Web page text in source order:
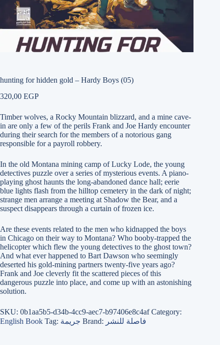
hunting for hidden gold – Hardy Boys (05)
320,00 EGP
Timber wolves, a Rocky Mountain blizzard, and a mine cave-
in are only a few of the perils Frank and Joe Hardy encounter
during their search for the members of a notorious gang
responsible for a payroll robbery.
In the old Montana mining camp of Lucky Lode, the young
detectives puzzle over a series of mysterious events. A piano-
playing ghost haunts the long-abandoned dance hall; eerie
blue lights flash from the hilltop cemetery in the dark of night;
strange men arrange a meeting at Shadow the Bear, and a
suspect disappears through a curtain of frozen ice.
Are these events related to the men who kidnapped the boys
in Chicago on their way to Montana? Who booby-trapped the
helicopter which flew the young detectives to the ghost town?
And what ever happened to Bart Dawson who seemingly
deserted his gold-mining partners twenty-five years ago?
Frank and Joe cleverly fit the scattered pieces of this
dangerous puzzle into place, and come up with an astonishing
solution.
SKU: 0b1aa5b5-d34b-4cc9-aec7-b97406e8c4af Category:
English Book Tag: جريمة Brand: فاصلة للنشر